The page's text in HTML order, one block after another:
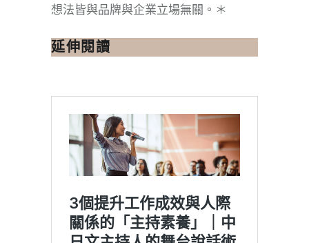
想法皆與品牌與企業立場無關。＊
延伸閱讀